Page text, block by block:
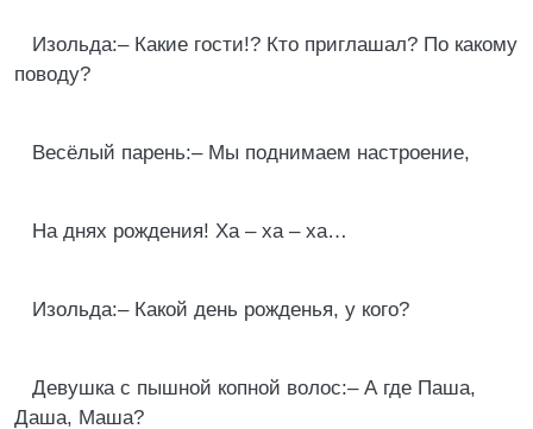
Изольда:– Какие гости!? Кто приглашал? По какому
поводу?
Весёлый парень:– Мы поднимаем настроение,
На днях рождения! Ха – ха – ха…
Изольда:– Какой день рожденья, у кого?
Девушка с пышной копной волос:– А где Паша,
Даша, Маша?